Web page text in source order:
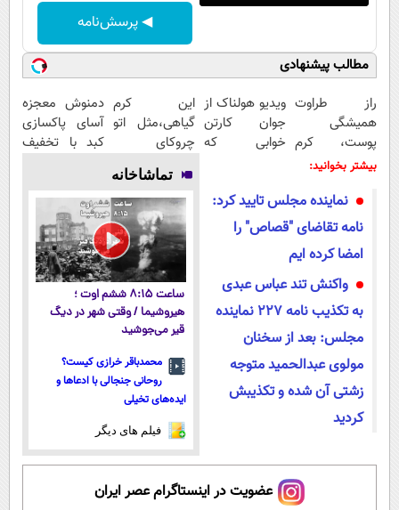
◀ پرسش‌نامه
مطالب پیشنهادی
راز طراوت
همیشگی
پوست، کرم
جوانساز جلبک
ویدیو هولناک از
جوان کارتن
خوابی که
این کرم
گیاهی،مثل اتو
چروکای
پوستتوصاف
میکنه!50%تخفیف
دمنوش معجزه
آسای پاکسازی
کبد با تخفیف
بیشتر بخوانید:
نماینده مجلس تایید کرد:
نامه تقاضای "قصاص" را
امضا کرده ایم
واکنش تند عباس عبدی
به تکذیب نامه ۲۲۷ نماینده
مجلس: بعد از سخنان
مولوی عبدالحمید متوجه
زشتی آن شده و تکذیبش
کردید
تماشاخانه
ساعت ۸:۱۵ ششم اوت ؛
هیروشیما / وقتی شهر در دیگ
قیر می‌جوشید
محمدباقر خرازی کیست؟
روحانی جنجالی با ادعاها و
ایده‌های تخیلی
فیلم های دیگر
عضویت در اینستاگرام عصر ایران